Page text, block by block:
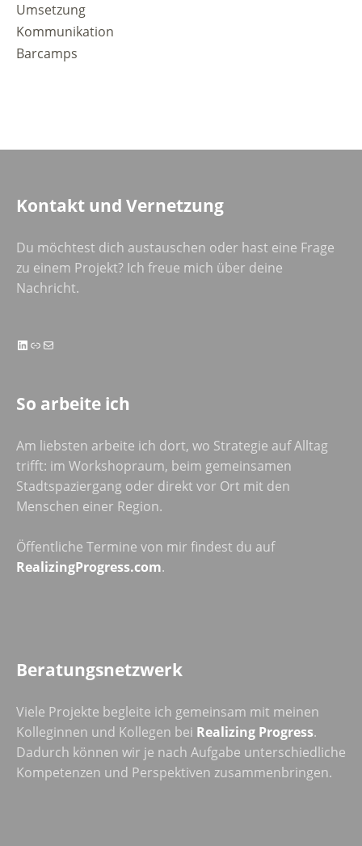
Umsetzung
Kommunikation
Barcamps
Kontakt und Vernetzung
Du möchtest dich austauschen oder hast eine Frage
zu einem Projekt? Ich freue mich über deine
Nachricht.
LinkedIn
LinkE-Mail
So arbeite ich
Am liebsten arbeite ich dort, wo Strategie auf Alltag
trifft: im Workshopraum, beim gemeinsamen
Stadtspaziergang oder direkt vor Ort mit den
Menschen einer Region.
Öffentliche Termine von mir findest du auf
RealizingProgress.com.
Beratungsnetzwerk
Viele Projekte begleite ich gemeinsam mit meinen
Kolleginnen und Kollegen bei Realizing Progress.
Dadurch können wir je nach Aufgabe unterschiedliche
Kompetenzen und Perspektiven zusammenbringen.